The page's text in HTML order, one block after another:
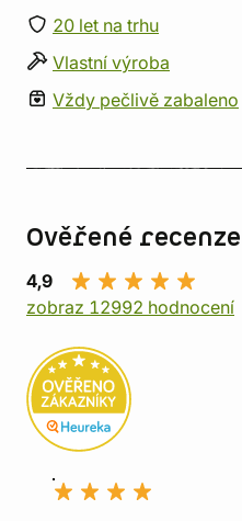
20 let na trhu
Vlastní výroba
Vždy pečlivě zabaleno
Ověřené recenze
4,9
zobraz 12992 hodnocení